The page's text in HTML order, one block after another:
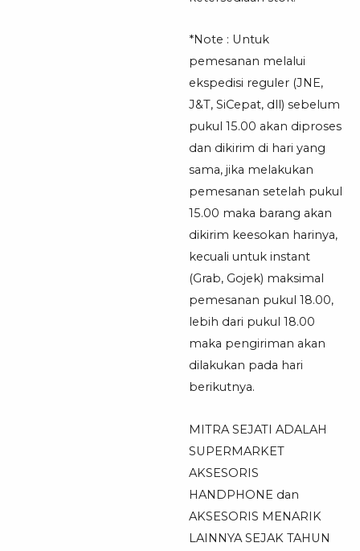
*Note : Untuk
pemesanan melalui
ekspedisi reguler (JNE,
J&T, SiCepat, dll) sebelum
pukul 15.00 akan diproses
dan dikirim di hari yang
sama, jika melakukan
pemesanan setelah pukul
15.00 maka barang akan
dikirim keesokan harinya,
kecuali untuk instant
(Grab, Gojek) maksimal
pemesanan pukul 18.00,
lebih dari pukul 18.00
maka pengiriman akan
dilakukan pada hari
berikutnya.
MITRA SEJATI ADALAH
SUPERMARKET
AKSESORIS
HANDPHONE dan
AKSESORIS MENARIK
LAINNYA SEJAK TAHUN